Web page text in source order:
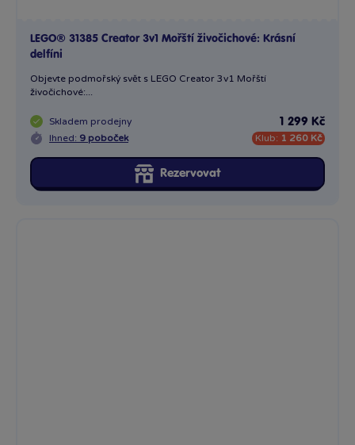
LEGO® 31385 Creator 3v1 Mořští živočichové: Krásní
delfíni
Objevte podmořský svět s LEGO Creator 3v1 Mořští
živočichové:...
Skladem prodejny
Ihned: 9 poboček
1 299 Kč
Klub: 1 260 Kč
Rezervovat